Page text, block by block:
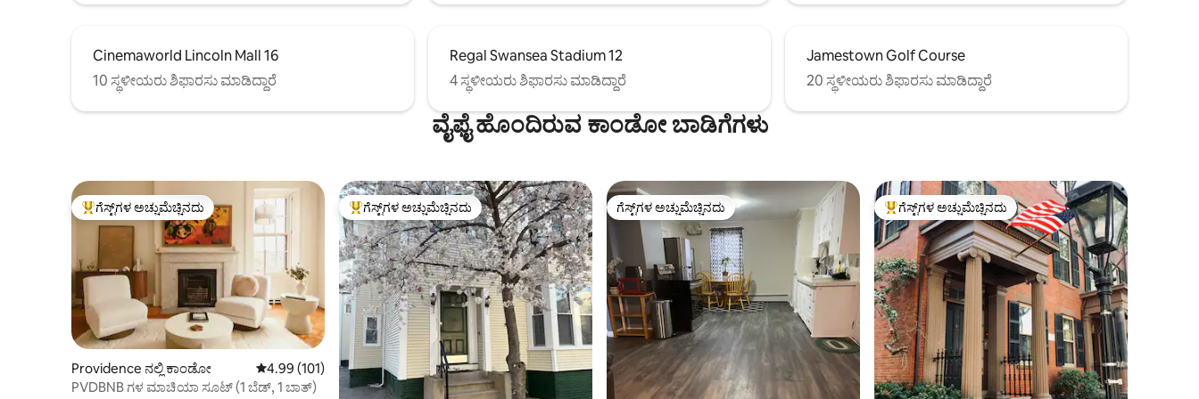
Cinemaworld Lincoln Mall 16
10 ಸ್ಥಳೀಯರು ಶಿಫಾರಸು ಮಾಡಿದ್ದಾರೆ
Regal Swansea Stadium 12
4 ಸ್ಥಳೀಯರು ಶಿಫಾರಸು ಮಾಡಿದ್ದಾರೆ
Jamestown Golf Course
20 ಸ್ಥಳೀಯರು ಶಿಫಾರಸು ಮಾಡಿದ್ದಾರೆ
ವೈಫೈ ಹೊಂದಿರುವ ಕಾಂಡೋ ಬಾಡಿಗೆಗಳು
ಗೆಸ್ಟ್‌ಗಳಿಗೆ ಅತಿ ಹೆಚ್ಚು ಅಚ್ಚುಮೆಚ್ಚಿನದು
ಗೆಸ್ಟ್‌ಗಳ ಅಚ್ಚುಮೆಚ್ಚಿನದು
Providence ನಲ್ಲಿ ಕಾಂಡೋ 5 ರಲ್ಲಿ 4.99 ಸರಾಸರಿ ರೇಟಿಂಗ್, 101 ವಿಮರ್ಶೆಗಳು
4.99 (101)
PVDBNB ಗಳ ಮಾಚಿಯಾ ಸೂಟ್ (1 ಬೆಡ್, 1 ಬಾತ್)
ಗೆಸ್ಟ್‌ಗಳಿಗೆ ಅತಿ ಹೆಚ್ಚು ಅಚ್ಚುಮೆಚ್ಚಿನದು
ಗೆಸ್ಟ್‌ಗಳ ಅಚ್ಚುಮೆಚ್ಚಿನದು ಗೆಸ್ಟ್‌ಗಳ ಅಚ್ಚುಮೆಚ್ಚಿನದು
ಗೆಸ್ಟ್‌ಗಳ ಅಚ್ಚುಮೆಚ್ಚಿನದು ಗೆಸ್ಟ್‌ಗಳಿಗೆ ಅತಿ ಹೆಚ್ಚು ಅಚ್ಚುಮೆಚ್ಚಿನದು
ಗೆಸ್ಟ್‌ಗಳ ಅಚ್ಚುಮೆಚ್ಚಿನದು